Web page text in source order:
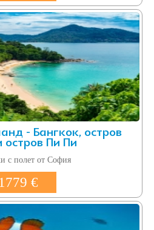
- Бангкок, остров
остров Пи Пи
с полет от София
1779 €